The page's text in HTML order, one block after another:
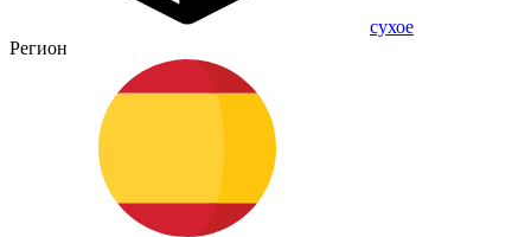
сухое
Регион